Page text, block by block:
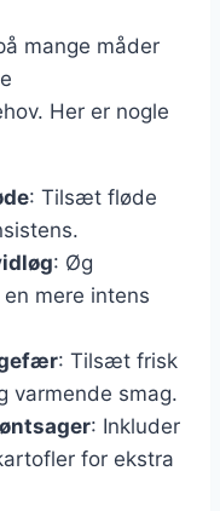
mange måder
Her er nogle
: Tilsæt fløde
: Øg
mere intens
: Tilsæt frisk
varmende smag.
: Inkluder
for ekstra